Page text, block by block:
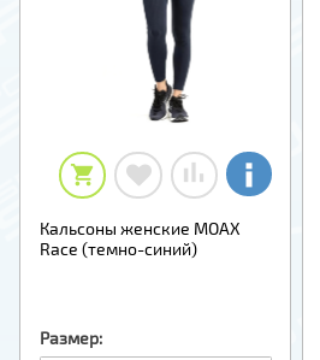
Кальсоны женские MOAX
Race (темно-синий)
Размер: